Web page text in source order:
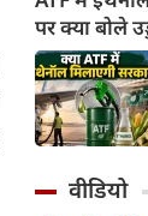
पर क्या बोले
वीडियो